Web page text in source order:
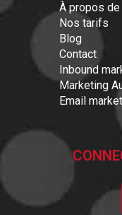
À propos
Nos tarifs
Blog
Contact
Inbound
Marketing
Email